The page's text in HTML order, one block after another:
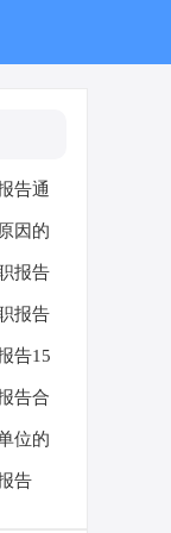
告通
因的
报告
报告
告15
告合
位的
锦八
告